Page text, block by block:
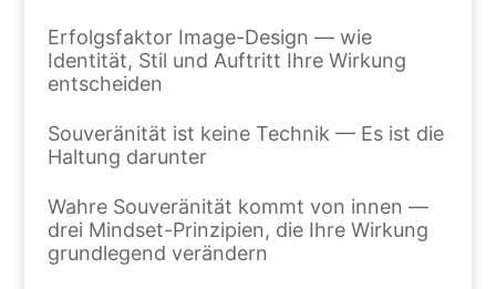
Erfolgsfaktor Image-Design — wie
Identität, Stil und Auftritt Ihre Wirkung
entscheiden
Souveränität ist keine Technik — Es ist die
Haltung darunter
Wahre Souveränität kommt von innen —
drei Mindset-Prinzipien, die Ihre Wirkung
grundlegend verändern